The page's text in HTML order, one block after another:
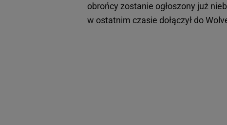
obrońcy zostanie ogłoszony już
w ostatnim czasie dołączył do